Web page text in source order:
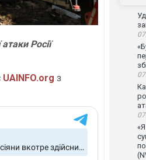
Росії
UAINFO.org з